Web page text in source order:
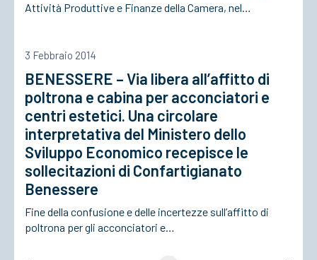
Attività Produttive e Finanze della Camera, nel…
3 Febbraio 2014
BENESSERE – Via libera all’affitto di
poltrona e cabina per acconciatori e
centri estetici. Una circolare
interpretativa del Ministero dello
Sviluppo Economico recepisce le
sollecitazioni di Confartigianato
Benessere
Fine della confusione e delle incertezze sull’affitto di
poltrona per gli acconciatori e…